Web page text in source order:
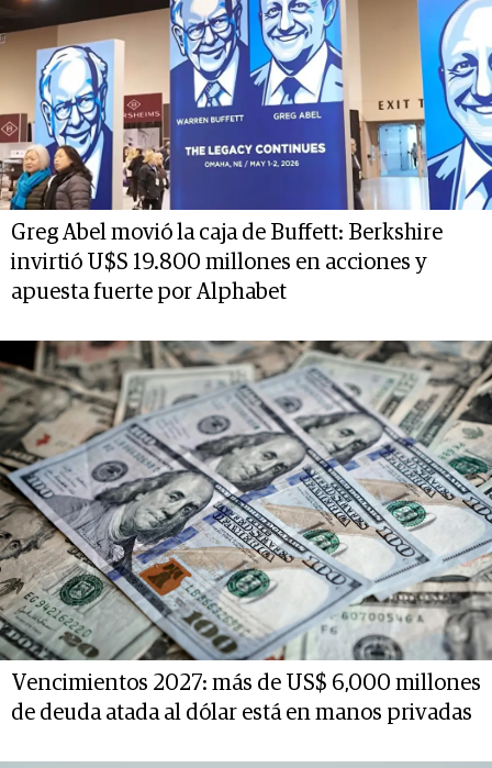
Greg Abel movió la caja de Buffett: Berkshire
invirtió U$S 19.800 millones en acciones y
apuesta fuerte por Alphabet
Vencimientos 2027: más de US$ 6,000 millones
de deuda atada al dólar está en manos privadas